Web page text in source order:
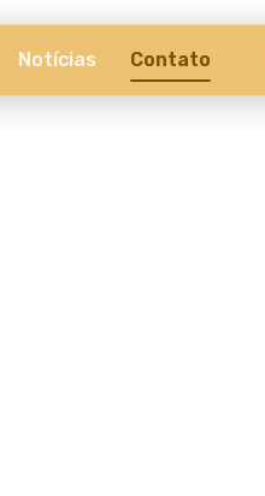
Notícias Contato